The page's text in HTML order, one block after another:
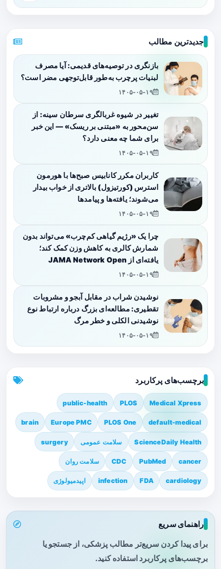
جدیدترین مطالب
بازنگری در توصیه‌های قدیمی: آیا مصرف
لبنیات پرچرب به‌طور قابل‌توجهی مضر است؟
۱۴۰۵-۰۵-۱۹
تغییر در شیوه غربالگری سرطان سینه: از
سن‌محور به «مبتنی بر ریسک» — این خبر
برای شما چه معنی دارد؟
۱۴۰۵-۰۵-۱۹
کاربران مکرر کانابیس صبح‌ها با هورمون
استرس (کورتیزول) بالاتری از خواب بیدار
می‌شوند؛ یافته‌ها و پیامدها
۱۴۰۵-۰۵-۱۹
چرا یک «رژیم گیاهی کم‌چرب» می‌تواند بدون
شمارش کالری به کاهش وزن کمک کند؛
یافته‌ای از JAMA Network Open
۱۴۰۵-۰۵-۱۹
نوشیدن شراب در مقابل آبجو و مشروبات
تقطیری: مطالعه‌ای بزرگ درباره ارتباط نوع
نوشیدنی الکلی و خطر مرگ
۱۴۰۵-۰۵-۱۹
برچسب‌های پرکاربرد
Medical Xpress
PLOS
public-health
default-medical
PLOS One
Europe PMC
brain
ScienceDaily Health سلامت عمومی surgery
cancer
PubMed
CDC سلامت روان
cardiology
FDA
infection اپیدمیولوژی
راهنمای سریع
برای پیدا کردن سریع‌تر مطالب پزشکی، از جستجو یا
برچسب‌های پرکاربرد استفاده کنید.